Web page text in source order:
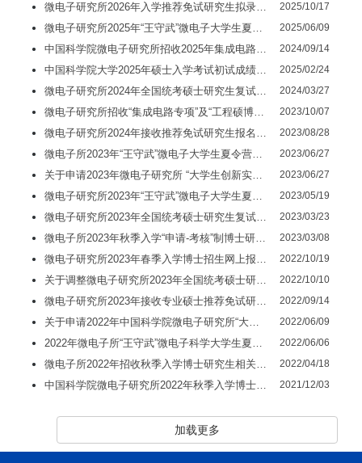
微电子研究所2026年入学推荐免试研究生拟录取名单公示 2025/10/17
微电子研究所2025年“王守武”微电子大学生夏令营报名通知 2025/06/09
中国科学院微电子研究所招收2025年集成电路产业研究生专项推荐免试专业学位全日制研究生报名通知 2024/09/14
中国科学院大学2025年硕士入学考试初试成绩查询及成绩复查公告 2025/02/24
微电子研究所2024年全国统考硕士研究生复试分数线及复试规程 2024/03/27
微电子研究所招收“集成电路专项”及“工程硕博专项”2024年推荐免试研究生报名通知 2023/10/07
微电子研究所2024年接收推荐免试研究生报名通知 2023/08/28
微电子所2023年“王守武”微电子大学生夏令营开营通知 2023/06/27
关于申请2023年微电子研究所 “大学生创新实践训练计划”的通知 2023/06/27
微电子研究所2023年“王守武”微电子大学生夏令营报名通知 2023/05/19
微电子研究所2023年全国统考硕士研究生复试分数线及复试规程 2023/03/23
微电子所2023年秋季入学“申请-考核”制博士研究生招生考试公告 2023/03/08
微电子研究所2023年春季入学博士招生网上报名公告 2022/10/19
关于调整微电子研究所2023年全国统考硕士研究生招生计划的通知 2022/10/10
微电子研究所2023年接收专业硕士推荐免试研究生报名通知 2022/09/14
关于申请2022年中国科学院微电子研究所“大学生创新实践训练计划”的通知 2022/06/09
2022年微电子所“王守武”微电子科学大学生夏令营报名通知 2022/06/06
微电子所2022年招收秋季入学博士研究生相关工作的通知 2022/04/18
中国科学院微电子研究所2022年秋季入学博士研究生招生报名通知 2021/12/03
加载更多